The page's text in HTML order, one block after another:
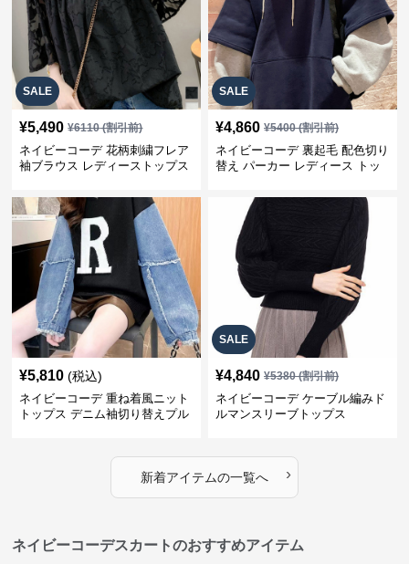
SALE
¥5,490 ¥6110(割引前)
ネイビーコーデ 花柄刺繍フレア
袖ブラウス レディーストップス
SALE
¥4,860 ¥5400(割引前)
ネイビーコーデ 裏起毛 配色切り
替え パーカー レディース トッ
¥5,810 (税込)
ネイビーコーデ 重ね着風ニット
トップス デニム袖切り替えプル
SALE
¥4,840 ¥5380(割引前)
ネイビーコーデ ケーブル編みド
ルマンスリーブトップス
新着アイテムの一覧へ ›
ネイビーコーデスカートのおすすめアイテム